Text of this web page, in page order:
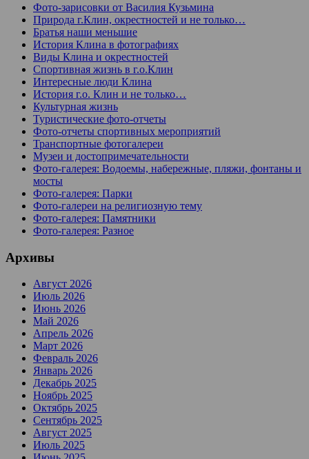
Фото-зарисовки от Василия Кузьмина
Природа г.Клин, окрестностей и не только…
Братья наши меньшие
История Клина в фотографиях
Виды Клина и окрестностей
Спортивная жизнь в г.о.Клин
Интересные люди Клина
История г.о. Клин и не только…
Культурная жизнь
Туристические фото-отчеты
Фото-отчеты спортивных мероприятий
Транспортные фотогалереи
Музеи и достопримечательности
Фото-галерея: Водоемы, набережные, пляжи, фонтаны и
мосты
Фото-галерея: Парки
Фото-галереи на религиозную тему
Фото-галерея: Памятники
Фото-галерея: Разное
Архивы
Август 2026
Июль 2026
Июнь 2026
Май 2026
Апрель 2026
Март 2026
Февраль 2026
Январь 2026
Декабрь 2025
Ноябрь 2025
Октябрь 2025
Сентябрь 2025
Август 2025
Июль 2025